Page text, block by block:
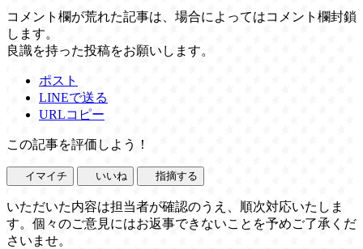
コメント欄が荒れた記事は、場合によってはコメント欄封鎖
します。
良識を持った投稿をお願いします。
ポスト
LINEで送る
URLコピー
この記事を評価しよう！
イマイチ いいね 指摘する
いただいた内容は担当者が確認のうえ、順次対応いたしま
す。個々のご意見にはお返事できないことを予めご了承くだ
さいませ。